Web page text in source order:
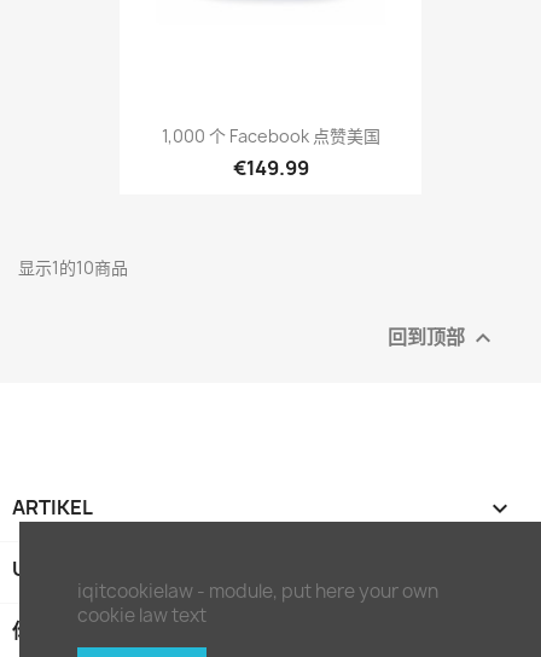
1,000 个 Facebook 点赞美国
€149.99
显示1的10商品
回到顶部 
ARTIKEL 
UNTERNEHMEN
你的账户
iqitcookielaw - module, put here your own
cookie law text